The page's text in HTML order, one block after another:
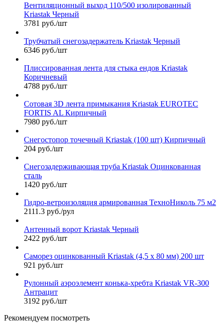
Вентиляционный выход 110/500 изолированный
Kriastak Черный
3781 руб./шт
Трубчатый снегозадержатель Kriastak Черный
6346 руб./шт
Плиссированная лента для стыка ендов Kriastak
Коричневый
4788 руб./шт
Сотовая 3D лента примыкания Kriastak EUROTEC
FORTIS AL Кирпичный
7980 руб./шт
Снегостопор точечный Kriastak (100 шт) Кирпичный
204 руб./шт
Снегозадерживающая труба Kriastak Оцинкованная
сталь
1420 руб./шт
Гидро-ветроизоляция армированная ТехноНиколь 75 м2
2111.3 руб./рул
Антенный ворот Kriastak Черный
2422 руб./шт
Саморез оцинкованный Kriastak (4,5 х 80 мм) 200 шт
921 руб./шт
Рулонный аэроэлемент конька-хребта Kriastak VR-300
Антрацит
3192 руб./шт
Рекомендуем посмотреть